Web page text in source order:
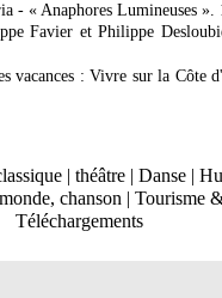
- « Anaphores Lumineuses
Favier et Philippe
vacances : Vivre sur la Côte
| théâtre | Danse |
chanson | Tourisme
Téléchargements